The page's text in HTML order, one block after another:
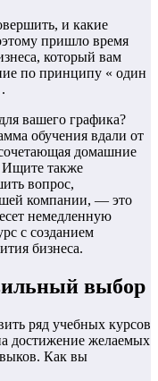
и какие
пришло время
который вам
по принципу « один
вашего графика?
обучения вдали от
домашние
Ищите также
вопрос,
компании, — это
немедленную
с созданием
бизнеса.
выбор
ряд учебных курсов
достижение желаемых
Как вы